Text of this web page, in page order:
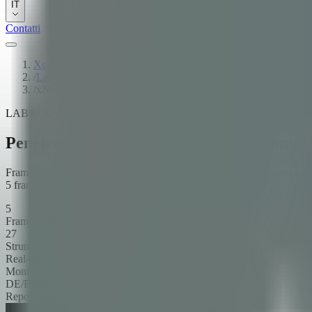
IT
Contatti
Xcapit
/Laboratori
LABS / XNINJA
Penetration testing automatizzato e
Framework di sicurezza multi-agente con 27 strumenti di sicurezza
5 framework normativi europei.
5
Framework di compliance
27
Strumenti di sicurezza
Real-time
Monitoraggio WebSocket
DE/EN/ES
Report Multilingue